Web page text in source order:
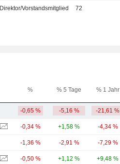
Direktor/Vorstandsmitglied 72
% % 5 Tage % 1 Jahr
-0,65 % -5,16 % -21,61 %
-0,34 % +1,58 % -4,34 %
-1,36 % -2,91 % -7,29 %
-0,50 % +1,12 % +9,48 %